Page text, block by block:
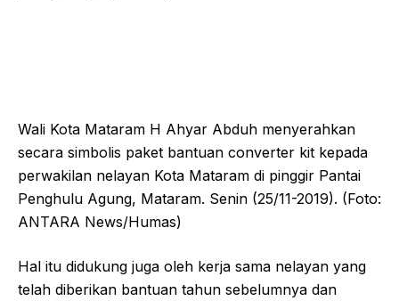
Wali Kota Mataram H Ahyar Abduh menyerahkan
secara simbolis paket bantuan converter kit kepada
perwakilan nelayan Kota Mataram di pinggir Pantai
Penghulu Agung, Mataram. Senin (25/11-2019). (Foto:
ANTARA News/Humas)
Hal itu didukung juga oleh kerja sama nelayan yang
telah diberikan bantuan tahun sebelumnya dan